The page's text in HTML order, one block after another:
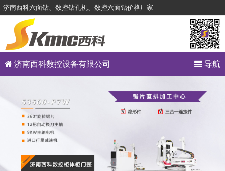
济南西科六面钻、数控钻孔机、数控六面钻价格厂家
济南西科数控设备有限公司 导航